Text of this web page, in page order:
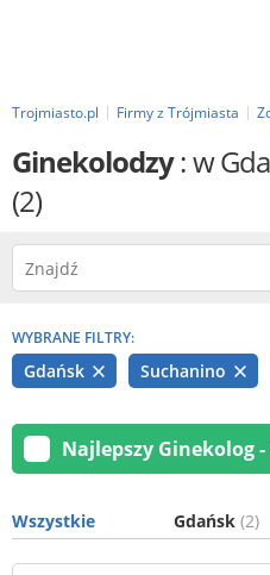
Trojmiasto.pl Firmy z Trójmiasta
Ginekolodzy: w
(2)
WYBRANE FILTRY:
Gdańsk Suchanino
Najlepszy Ginekolog
Wszystkie Gdańsk (2)